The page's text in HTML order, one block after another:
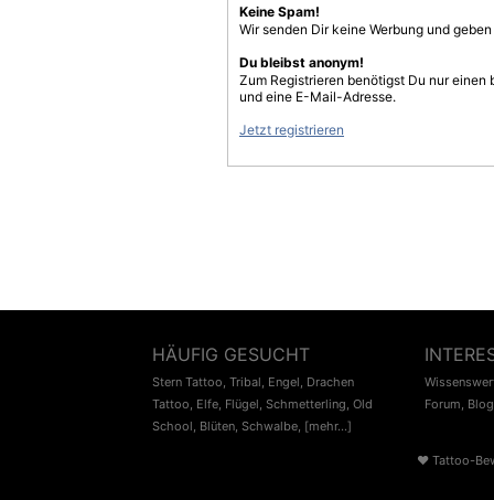
Keine Spam!
Wir senden Dir keine Werbung und
Du bleibst anonym!
Zum Registrieren benötigst Du nur einen
und eine E-Mail-Adresse.
Jetzt registrieren
HÄUFIG GESUCHT
Stern Tattoo, Tribal, Engel, Drachen
Tattoo, Elfe, Flügel, Schmetterling, Old
School, Blüten, Schwalbe, [mehr...]
Forum, Blog
♥ Tattoo-